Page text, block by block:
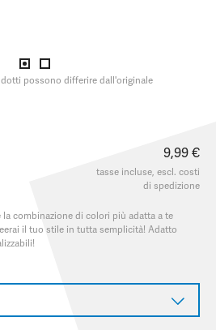
possono differire dall'originale
9,99 €
tasse incluse, escl. costi
di spedizione
la combinazione di colori più adatta a te
il tuo stile in tutta semplicità! Adatto